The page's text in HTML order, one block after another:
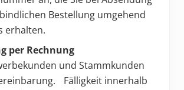
Bestellung umgehend
erhalten.
per Rechnung
und Stammkunden
Fälligkeit innerhalb